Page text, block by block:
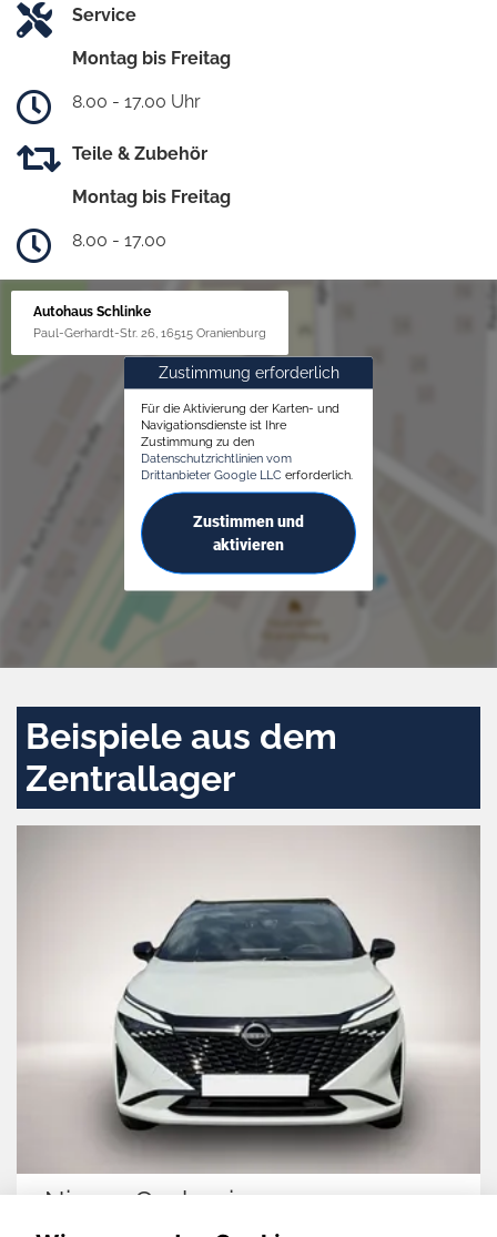
Service
Montag bis Freitag
8.00 - 17.00 Uhr
Teile & Zubehör
Montag bis Freitag
8.00 - 17.00
Autohaus Schlinke
Paul-Gerhardt-Str. 26, 16515 Oranienburg
Zustimmung erforderlich
Für die Aktivierung der Karten- und
Navigationsdienste ist Ihre
Zustimmung zu den
Datenschutzrichtlinien vom
Drittanbieter Google LLC erforderlich.
Zustimmen und
aktivieren
Beispiele aus dem
Zentrallager
Nissan Qashqai